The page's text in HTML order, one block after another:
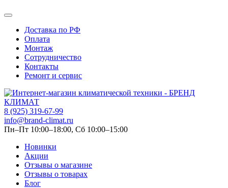
Доставка по РФ
Оплата
Монтаж
Сотрудничество
Контакты
Ремонт и сервис
8 (925) 319-67-99
info@brand-climat.ru
Пн–Пт 10:00–18:00, Сб 10:00–15:00
Новинки
Акции
Отзывы о магазине
Отзывы о товарах
Блог